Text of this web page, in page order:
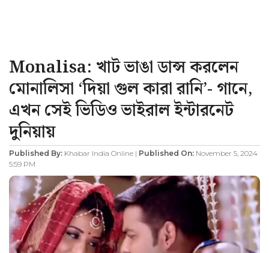
Monalisa: খাট ভাঙা ডান্স করলেন
মোনালিসা ‘দিয়া গুল কারা রানি’- গানে,
এখন সেই ভিডিও ভাইরাল ইন্টারনেট
দুনিয়ায়
Published By: Khabar India Online | Published On: November 5, 2024
5:59 PM